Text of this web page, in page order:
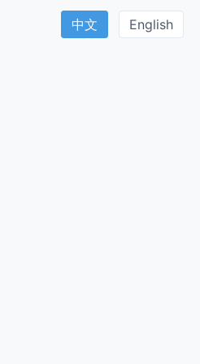
中文
English